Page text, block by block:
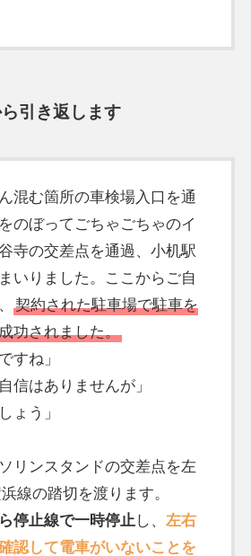
引き返します
混む箇所の車検場入口を通
のぼってごちゃごちゃのイ
寺の交差点を通過、小机駅
いりました。ここからご自
契約された駐車場で駐車を
功されました。
すね」
信はありませんが」
ょう」
リンスタンドの交差点を左
線の踏切を渡ります。
停止線で一時停止し、左右
認して電車がいないことを